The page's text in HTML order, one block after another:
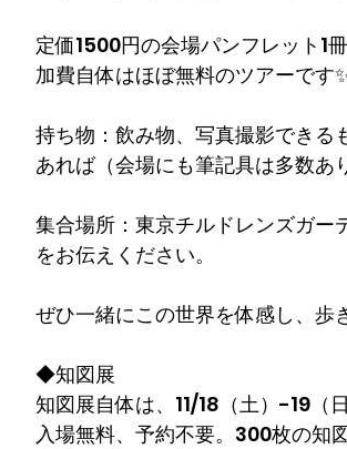
定価1500円の会場パンフレット1
加費自体はほぼ無料のツアーです
持ち物：飲み物、写真撮影できる
あれば（会場にも筆記具は多数あ
集合場所：東京チルドレンズガー
をお伝えください。
ぜひ一緒にこの世界を体感し、歩
◆知図展
知図展自体は、11/18（土）-19
入場無料、予約不要。300枚の知